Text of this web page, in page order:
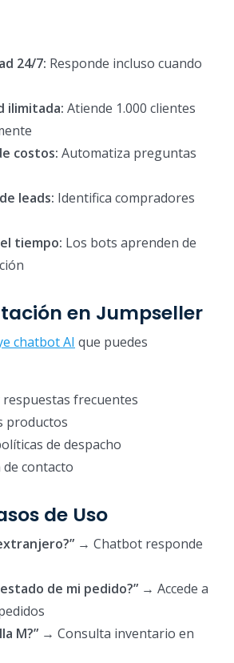
24/7: Responde incluso cuando
ilimitada: Atiende 1.000 clientes
costos: Automatiza preguntas
leads: Identifica compradores
tiempo: Los bots aprenden de
en Jumpseller
chatbot AI que puedes
frecuentes
productos
de despacho
contacto
de Uso
→ Chatbot responde
de mi pedido?” → Accede a
M?” → Consulta inventario en